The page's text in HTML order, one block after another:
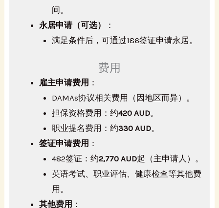
间。
永居申请（可选）
：
满足条件后，可通过186签证申请永居。
费用
雇主申请费用 ：
DAMAs协议相关费用（因地区而异）。
担保资格费用：约420 AUD。
职业提名费用：约330 AUD。
签证申请费用 ：
482签证：约2,770 AUD起（主申请人）。
英语考试、职业评估、健康检查等其他费
用。
其他费用 ：